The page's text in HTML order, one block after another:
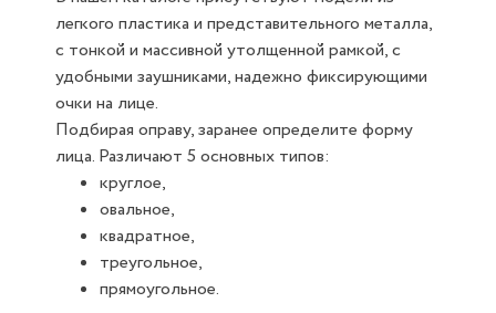
легкого пластика и представительного металла,
с тонкой и массивной утолщенной рамкой, с
удобными заушниками, надежно фиксирующими
очки на лице.
Подбирая оправу, заранее определите форму
лица. Различают 5 основных типов:
круглое,
овальное,
квадратное,
треугольное,
прямоугольное.